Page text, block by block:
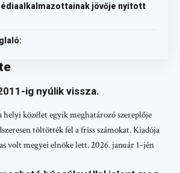
jövője nyitott
ig nyúlik vissza.
közélet egyik meghatározó szereplője
töltötték fel a friss számokat. Kiadója
volt megyei elnöke lett. 2026. január 1-jén